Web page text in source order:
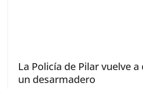
La Policía de Pilar vuelve
un desarmadero